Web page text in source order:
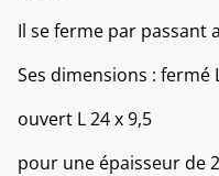
Il se ferme par passant
Ses dimensions : fermé
ouvert L 24 x 9,5
pour une épaisseur de